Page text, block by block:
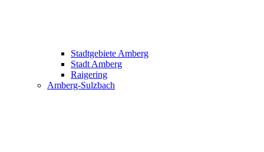
Stadtgebiete Amberg
Stadt Amberg
Raigering
Amberg-Sulzbach